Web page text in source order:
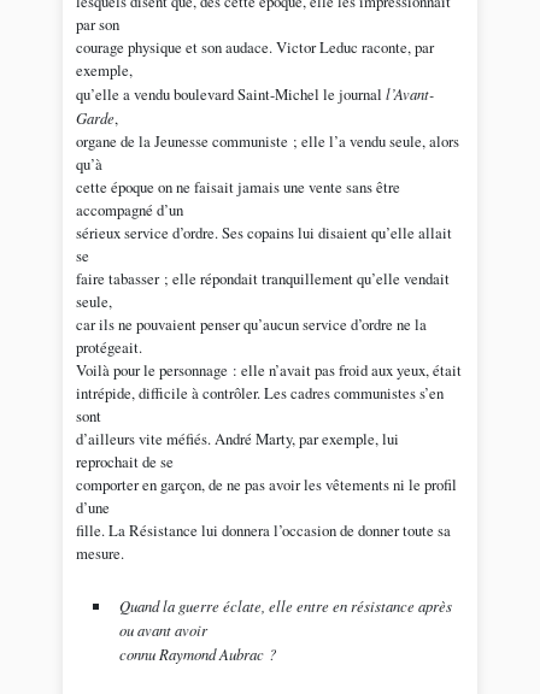
par son
courage physique et son audace. Victor Leduc raconte, par
exemple,
qu’elle a vendu boulevard Saint-Michel le journal l’Avant-
Garde,
organe de la Jeunesse communiste ; elle l’a vendu seule, alors
qu’à
cette époque on ne faisait jamais une vente sans être
accompagné d’un
sérieux service d’ordre. Ses copains lui disaient qu’elle allait
se
faire tabasser ; elle répondait tranquillement qu’elle vendait
seule,
car ils ne pouvaient penser qu’aucun service d’ordre ne la
protégeait.
Voilà pour le personnage : elle n’avait pas froid aux yeux, était
intrépide, difficile à contrôler. Les cadres communistes s’en
sont
d’ailleurs vite méfiés. André Marty, par exemple, lui
reprochait de se
comporter en garçon, de ne pas avoir les vêtements ni le profil
d’une
fille. La Résistance lui donnera l’occasion de donner toute sa
mesure.
Quand la guerre éclate, elle entre en résistance après
ou avant avoir
connu Raymond Aubrac ?